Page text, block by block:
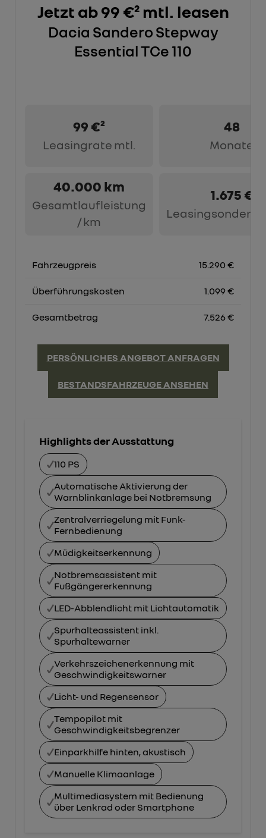
Jetzt ab 99 €² mtl. leasen
Dacia Sandero Stepway
Essential TCe 110
99 €²
Leasingrate mtl.
48
Monate
40.000 km
Gesamtlaufleistung
/ km
1.675 €
Fahrzeugpreis 15.290 €
Überführungskosten 1.099 €
Gesamtbetrag 7.526 €
PERSÖNLICHES ANGEBOT ANFRAGEN
BESTANDSFAHRZEUGE ANSEHEN
Highlights der Ausstattung
110 PS
Automatische Aktivierung der
Warnblinkanlage bei Notbremsung
Zentralverriegelung mit Funk-
Fernbedienung
Müdigkeitserkennung
Notbremsassistent mit
Fußgängererkennung
LED-Abblendlicht mit Lichtautomatik
Spurhalteassistent inkl.
Spurhaltewarner
Verkehrszeichenerkennung mit
Geschwindigkeitswarner
Licht- und Regensensor
Tempopilot mit
Geschwindigkeitsbegrenzer
Einparkhilfe hinten, akustisch
Manuelle Klimaanlage
Multimediasystem mit Bedienung
über Lenkrad oder Smartphone